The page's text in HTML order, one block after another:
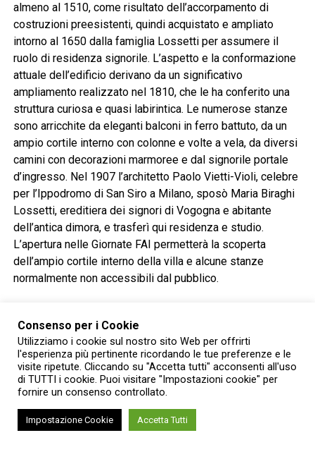
almeno al 1510, come risultato dell’accorpamento di
costruzioni preesistenti, quindi acquistato e ampliato
intorno al 1650 dalla famiglia Lossetti per assumere il
ruolo di residenza signorile. L’aspetto e la conformazione
attuale dell’edificio derivano da un significativo
ampliamento realizzato nel 1810, che le ha conferito una
struttura curiosa e quasi labirintica. Le numerose stanze
sono arricchite da eleganti balconi in ferro battuto, da un
ampio cortile interno con colonne e volte a vela, da diversi
camini con decorazioni marmoree e dal signorile portale
d’ingresso. Nel 1907 l’architetto Paolo Vietti-Violi, celebre
per l’Ippodromo di San Siro a Milano, sposò Maria Biraghi
Lossetti, ereditiera dei signori di Vogogna e abitante
dell’antica dimora, e trasferì qui residenza e studio.
L’apertura nelle Giornate FAI permetterà la scoperta
dell’ampio cortile interno della villa e alcune stanze
normalmente non accessibili dal pubblico.
Chiesa dei Santi Pietro e Paolo
Un gioiello che si potrà scoprire grazie all’iniziativa è la
Chiesa dei Santi Pietro e Paolo, in prossimità del Castello
di Castellengo, frazione collinare di Cossato. La visita
consente di leggere le complesse trasformazioni
architettoniche dell’edificio, di straordinaria ricchezza
Consenso per i Cookie
Utilizziamo i cookie sul nostro sito Web per offrirti
l'esperienza più pertinente ricordando le tue preferenze e le
visite ripetute. Cliccando su "Accetta tutti" acconsenti all'uso
di TUTTI i cookie. Puoi visitare "Impostazioni cookie" per
fornire un consenso controllato.
Impostazione Cookie Accetta Tutti